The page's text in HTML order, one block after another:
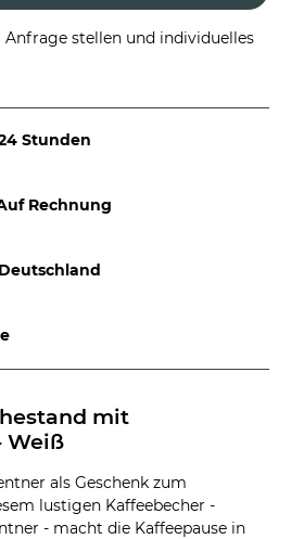
Anfrage stellen und individuelles
Stunden
Rechnung
mit
Weiß
als Geschenk zum
lustigen Kaffeebecher -
- macht die Kaffeepause in